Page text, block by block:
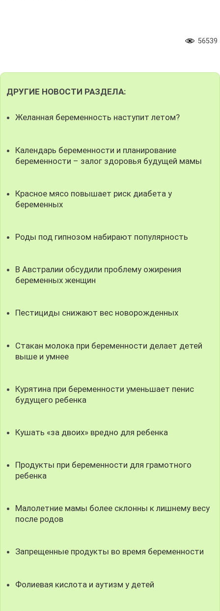
56539
ДРУГИЕ НОВОСТИ РАЗДЕЛА:
Желанная беременность наступит летом?
Календарь беременности и планирование
беременности – залог здоровья будущей мамы
Красное мясо повышает риск диабета у
беременных
Роды под гипнозом набирают популярность
В Австралии обсудили проблему ожирения
беременных женщин
Пестициды снижают вес новорожденных
Стакан молока при беременности делает детей
выше и умнее
Курятина при беременности уменьшает пенис
будущего ребенка
Кушать «за двоих» вредно для ребенка
Продукты при беременности для грамотного
ребенка
Малолетние мамы более склонны к лишнему весу
после родов
Запрещенные продукты во время беременности
Фолиевая кислота и аутизм у детей